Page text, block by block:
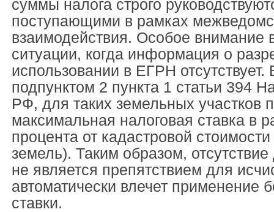
суммы налога строго
поступающими в рамках
взаимодействия. Особое внимание
ситуации, когда информация о
использовании в ЕГРН отсутствует.
подпунктом 2 пункта 1 статьи 394
РФ, для таких земельных участков
максимальная налоговая ставка в
процента от кадастровой
земель). Таким образом,
не является препятствием для
автоматически влечет применение
ставки.